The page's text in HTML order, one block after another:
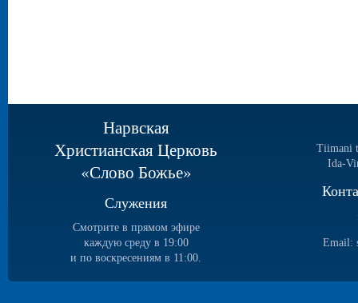
Нарвская
Христианская Церковь
«Слово Божье»
Служения
Смотрите в прямом эфире
каждую среду в 19:00
и по воскресениям в 11:00.
Tiimani
Ida-
Email: